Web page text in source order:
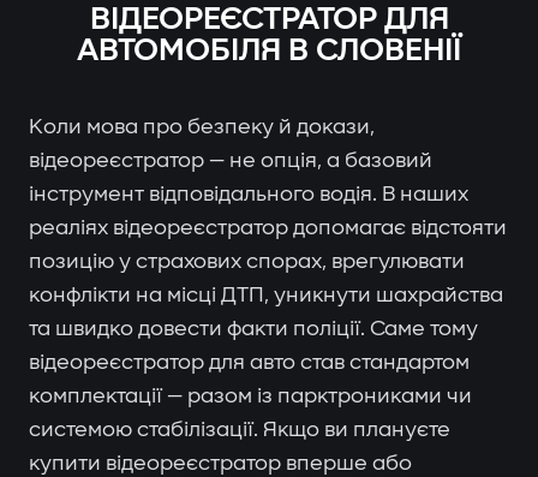
ВІДЕОРЕЄСТРАТОР ДЛЯ
АВТОМОБІЛЯ В СЛОВЕНІЇ
Коли мова про безпеку й докази,
відеореєстратор — не опція, а базовий
інструмент відповідального водія. В наших
реаліях відеореєстратор допомагає відстояти
позицію у страхових спорах, врегулювати
конфлікти на місці ДТП, уникнути шахрайства
та швидко довести факти поліції. Саме тому
відеореєстратор для авто став стандартом
комплектації — разом із парктрониками чи
системою стабілізації. Якщо ви плануєте
купити відеореєстратор вперше або